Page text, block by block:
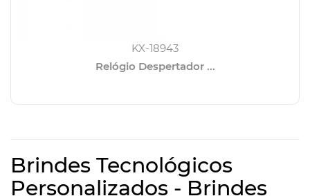
KX-18943
Relógio Despertador ...
Brindes Tecnológicos
Personalizados - Brindes